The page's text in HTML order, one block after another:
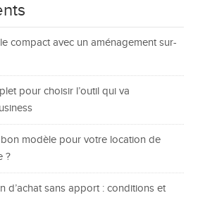
compact avec un aménagement sur-
pour choisir l’outil qui va
modèle pour votre location de
?
d’achat sans apport : conditions et